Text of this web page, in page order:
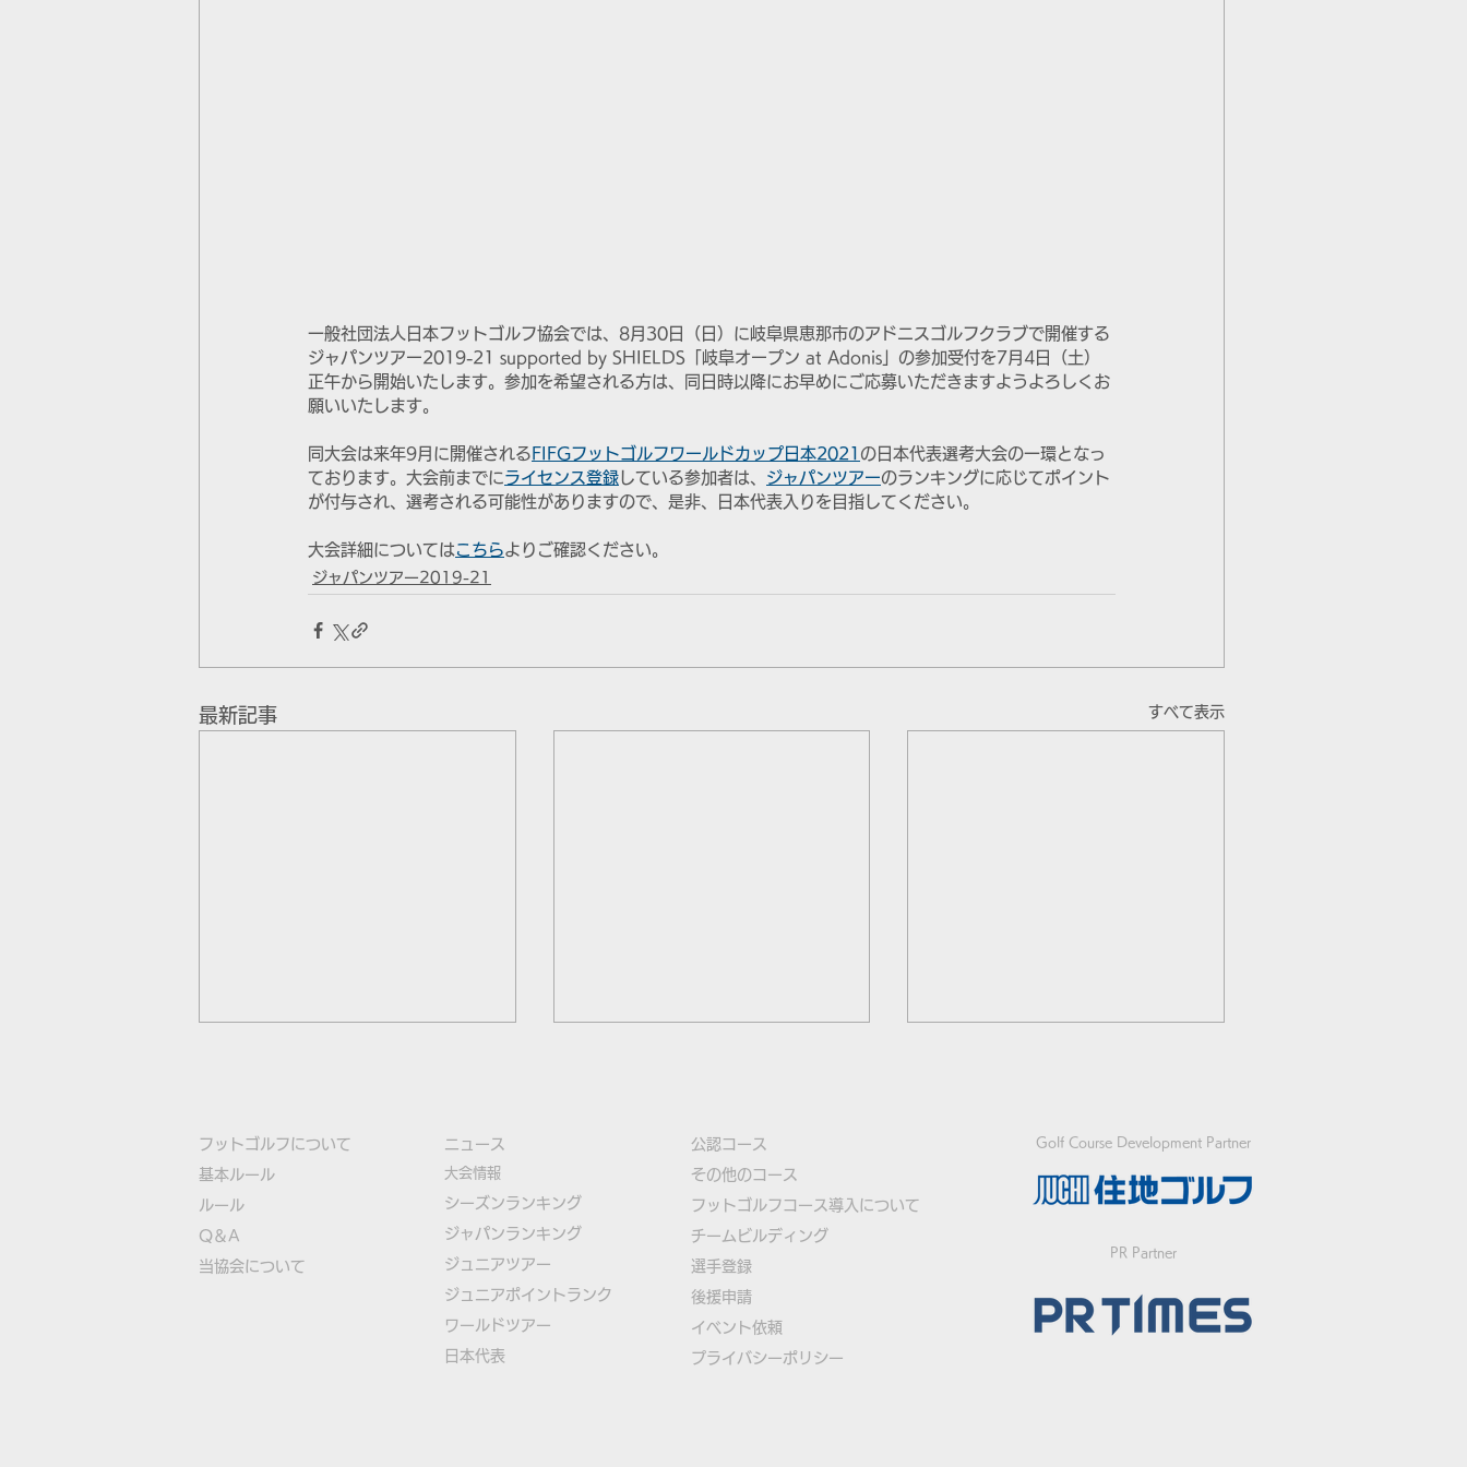
一般社団法人日本フットゴルフ協会では、8月30日（日）に岐阜県恵那市のアドニスゴルフクラブで開催する
ジャパンツアー2019-21 supported by SHIELDS「岐阜オープン at Adonis」の参加受付を7月4日（土）
正午から開始いたします。参加を希望される方は、同日時以降にお早めにご応募いただきますようよろしくお
願いいたします。
同大会は来年9月に開催される FIFGフットゴルフワールドカップ日本2021 の日本代表選考大会の一環となっ
ております。大会前までにライセンス登録 している参加者は、 ジャパンツアーのランキングに応じてポイント
が付与され、選考される可能性がありますので、是非、日本代表入りを目指してください。
大会詳細については こちらよりご確認ください。
ジャパンツアー2019-21
最新記事 すべて表示
フットゴルフジャパンツアー
2019-21シーズン表彰式＆
21-22シーズンに関する動画
北海道オープン2021の参加
受付は6月24日午前0時から
第23回SHIELDS OPENの参
フットゴルフについて
基本ルール
ルール
Q＆A
​当協会について
​ニュース
大会情報
シーズンランキング
ジャパンランキング
ジュニアツアー
ジュニアポイントランク
​ワールドツアー
​​日本代表
公認コース
​その他のコース
​ フットゴルフコース導入について
​チームビルディング
選手登録​
​後援申請
​イベント依頼
プライバシーポリシー
Golf Course Development Partner
PR Partner